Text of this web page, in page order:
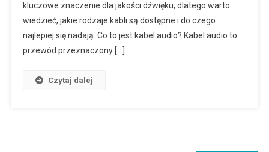
kluczowe znaczenie dla jakości dźwięku, dlatego warto
wiedzieć, jakie rodzaje kabli są dostępne i do czego
najlepiej się nadają. Co to jest kabel audio? Kabel audio to
przewód przeznaczony […]
Czytaj dalej